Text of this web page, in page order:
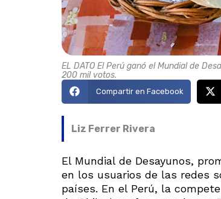
EL DATO El Perú ganó el Mundial de
200 mil votos.
Compartir en Facebook
Liz Ferrer Rivera
El Mundial de Desayunos,
en los usuarios de las redes
países. En el Perú, la